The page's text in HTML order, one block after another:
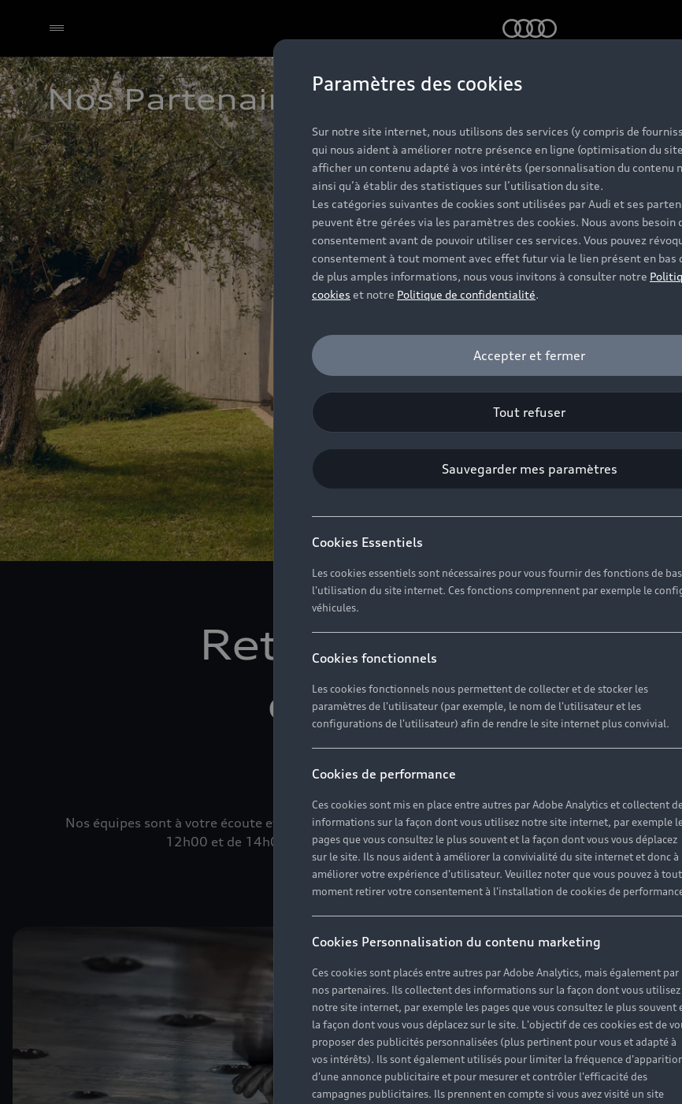
Paramètres des cookies
Sur notre site internet, nous utilisons des services (y compris de
qui nous aident à améliorer notre présence en ligne (optimisation du
afficher un contenu adapté à vos intérêts (personnalisation du contenu
ainsi qu’à établir des statistiques sur l’utilisation du site.
Les catégories suivantes de cookies sont utilisées par Audi et ses
peuvent être gérées via les paramètres des cookies. Nous avons besoin
consentement avant de pouvoir utiliser ces services. Vous pouvez
consentement à tout moment avec effet futur via le lien présent en bas
de plus amples informations, nous vous invitons à consulter notre
cookies et notre Politique de confidentialité.
Accepter et fermer
Tout refuser
Sauvegarder mes paramètres
Cookies Essentiels
Les cookies essentiels sont nécessaires pour vous fournir des fonctions de
l'utilisation du site internet. Ces fonctions comprennent par exemple le
véhicules.
Cookies fonctionnels
Les cookies fonctionnels nous permettent de collecter et de stocker les
paramètres de l'utilisateur (par exemple, le nom de l'utilisateur et les
configurations de l'utilisateur) afin de rendre le site internet plus convivial.
Cookies de performance
Ces cookies sont mis en place entre autres par Adobe Analytics et collectent
informations sur la façon dont vous utilisez notre site internet, par exemple
pages que vous consultez le plus souvent et la façon dont vous vous déplacez
sur le site. Ils nous aident à améliorer la convivialité du site internet et donc à
améliorer votre expérience d'utilisateur. Veuillez noter que vous pouvez à tout
moment retirer votre consentement à l'installation de cookies de
Cookies Personnalisation du contenu marketing
Ces cookies sont placés entre autres par Adobe Analytics, mais également par
nos partenaires. Ils collectent des informations sur la façon dont vous utilisez
notre site internet, par exemple les pages que vous consultez le plus souvent
la façon dont vous vous déplacez sur le site. L'objectif de ces cookies est de
proposer des publicités personnalisées (plus pertinent pour vous et adapté à
vos intérêts). Ils sont également utilisés pour limiter la fréquence
d'une annonce publicitaire et pour mesurer et contrôler l'efficacité des
campagnes publicitaires. Ils prennent en compte si vous avez visité un site
Sélectionner un Partenaire
Nos Partenaires Audi, la concession
Retrouvez les
de la concession
Limonest
Nos équipes sont à votre écoute et vous offrent leurs services, du lundi au vendredi de 8h00 à
12h00 et de 14h00 à 18h00 dans votre concession Limonest à l’adresse suivante :